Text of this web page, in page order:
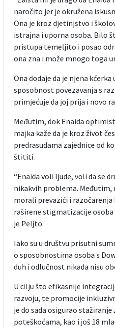
naročito jer je okružena
Ona je kroz djetinjstvo i
istrajna i uporna osoba. Bilo
pristupa temeljito i posao
ona zna i može mnogo toga
Ona dodaje da je njena
sposobnost povezavanja s
primjećuje da joj prija i novo
Međutim, dok Enaida
majka kaže da je kroz život
predrasudama zajednice od
štititi.
“Enaida voli ljude, voli da se
nikakvih problema. Međutim,
morali prevazići i
raširene stigmatizacije
je Peljto.
Iako su u društvu prisutni
o sposobnostima osoba s
duh i odlučnost nikada nisu
U cilju što efikasnije
razvoju, te promocije
je do sada osigurao stažiranje
poteškoćama, kao i još 18